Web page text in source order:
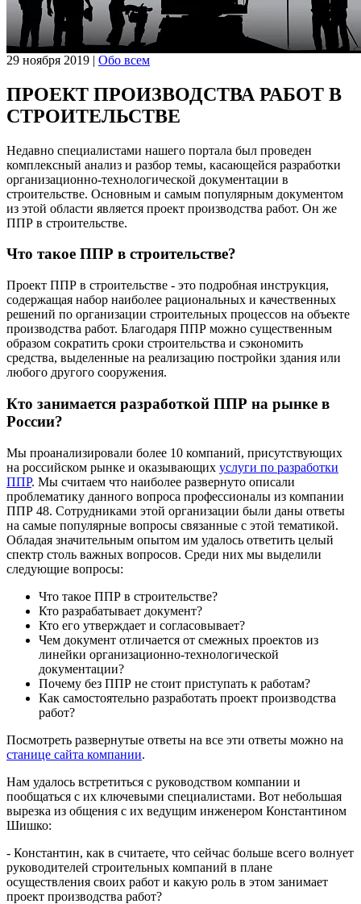
29 ноября 2019 | Обо всем
ПРОЕКТ ПРОИЗВОДСТВА РАБОТ В
СТРОИТЕЛЬСТВЕ
Недавно специалистами нашего портала был проведен
комплексный анализ и разбор темы, касающейся разработки
организационно-технологической документации в
строительстве. Основным и самым популярным документом
из этой области является проект производства работ. Он же
ППР в строительстве.
Что такое ППР в строительстве?
Проект ППР в строительстве - это подробная инструкция,
содержащая набор наиболее рациональных и качественных
решений по организации строительных процессов на объекте
производства работ. Благодаря ППР можно существенным
образом сократить сроки строительства и сэкономить
средства, выделенные на реализацию постройки здания или
любого другого сооружения.
Кто занимается разработкой ППР на рынке в
России?
Мы проанализировали более 10 компаний, присутствующих
на российском рынке и оказывающих услуги по разработки
ППР. Мы считаем что наиболее развернуто описали
проблематику данного вопроса профессионалы из компании
ППР 48. Сотрудниками этой организации были даны ответы
на самые популярные вопросы связанные с этой тематикой.
Обладая значительным опытом им удалось ответить целый
спектр столь важных вопросов. Среди них мы выделили
следующие вопросы:
Что такое ППР в строительстве?
Кто разрабатывает документ?
Кто его утверждает и согласовывает?
Чем документ отличается от смежных проектов из
линейки организационно-технологической
документации?
Почему без ППР не стоит приступать к работам?
Как самостоятельно разработать проект производства
работ?
Посмотреть развернутые ответы на все эти ответы можно на
станице сайта компании.
Нам удалось встретиться с руководством компании и
пообщаться с их ключевыми специалистами. Вот небольшая
вырезка из общения с их ведущим инженером Константином
Шишко:
- Константин, как в считаете, что сейчас больше всего волнует
руководителей строительных компаний в плане
осуществления своих работ и какую роль в этом занимает
проект производства работ?